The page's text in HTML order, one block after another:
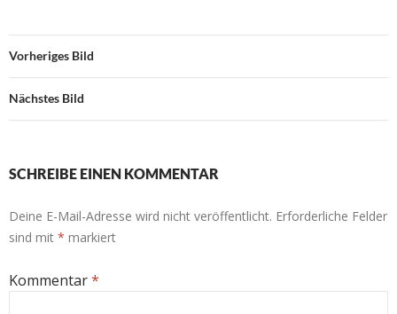
Vorheriges Bild
Nächstes Bild
SCHREIBE EINEN KOMMENTAR
Deine E-Mail-Adresse wird nicht veröffentlicht. Erforderliche Felder
sind mit * markiert
Kommentar*